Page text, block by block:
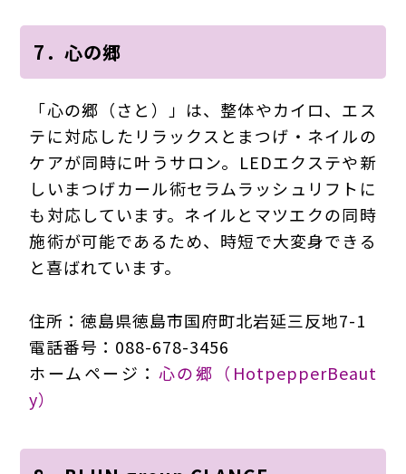
7．心の郷
「心の郷（さと）」は、整体やカイロ、エス
テに対応したリラックスとまつげ・ネイルの
ケアが同時に叶うサロン。LEDエクステや新
しいまつげカール術セラムラッシュリフトに
も対応しています。ネイルとマツエクの同時
施術が可能であるため、時短で大変身できる
と喜ばれています。
住所：徳島県徳島市国府町北岩延三反地7-1
電話番号：088-678-3456
ホームページ： 心の郷（HotpepperBeaut
y）